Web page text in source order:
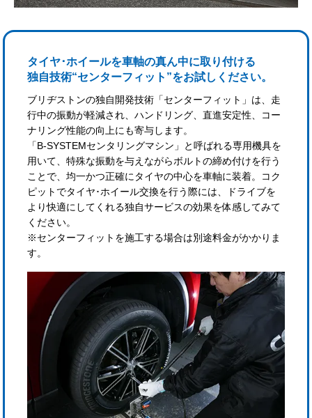
タイヤ･ホイールを車軸の真ん中に取り付ける
独自技術“センターフィット”をお試しください。
ブリヂストンの独自開発技術「センターフィット」は、走
行中の振動が軽減され、ハンドリング、直進安定性、コー
ナリング性能の向上にも寄与します。
「B-SYSTEMセンタリングマシン」と呼ばれる専用機具を
用いて、特殊な振動を与えながらボルトの締め付けを行う
ことで、均一かつ正確にタイヤの中心を車軸に装着。コク
ピットでタイヤ･ホイール交換を行う際には、ドライブを
より快適にしてくれる独自サービスの効果を体感してみて
ください。
※センターフィットを施工する場合は別途料金がかかりま
す。